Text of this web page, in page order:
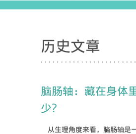
历史文章
脑肠轴：藏在身
少？
从生理角度来看，脑肠轴是